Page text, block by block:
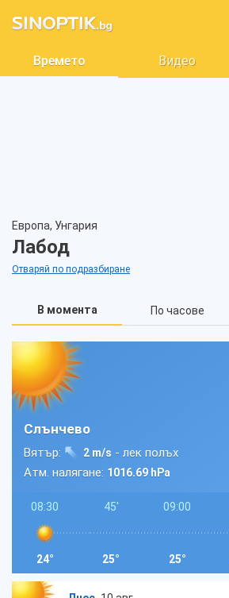
Времето Видео
Европа, Унгария
Лабод
Отваряй по подразбиране
В момента По часове
Слънчево
Вятър: 2 m/s - лек полъх
Атм. налягане: 1016.69 hPa
08:30
24°
45'
25°
09:00
25°